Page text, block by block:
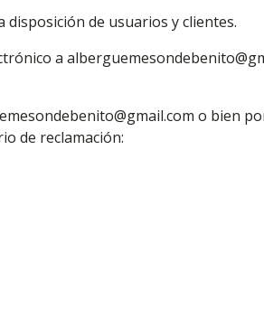
de usuarios y clientes.
a
o bien
de reclamación: